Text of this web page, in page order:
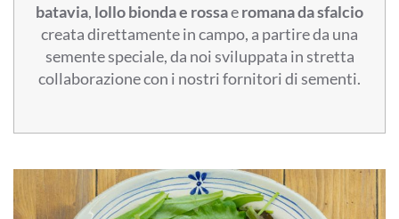
batavia, lollo bionda e rossaeromana da sfalcio
creata direttamente in campo, a partire da una
semente speciale, da noi sviluppata in stretta
collaborazione con i nostri fornitori di sementi.